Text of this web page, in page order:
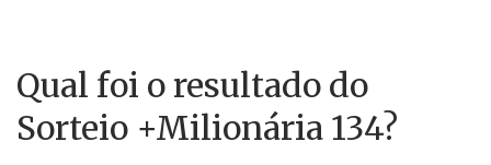
Qual foi o resultado do
Sorteio +Milionária 134?